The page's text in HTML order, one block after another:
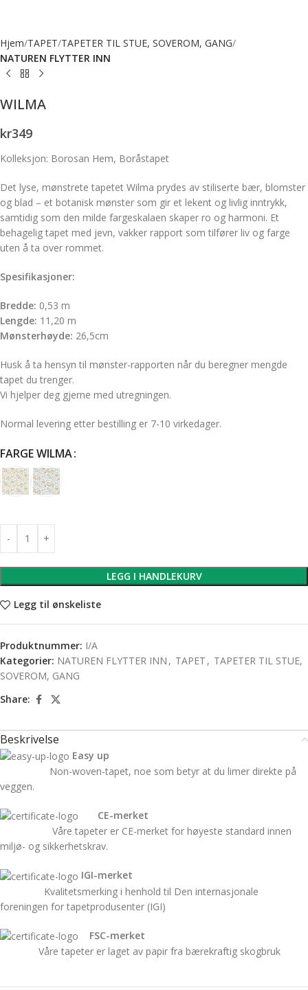
Hjem TAPET TAPETER TIL STUE, SOVEROM, GANG
NATUREN FLYTTER INN
WILMA
kr349
Kolleksjon: Borosan Hem, Boråstapet
Det lyse, mønstrete tapetet Wilma prydes av stiliserte bær, blomster
og blad – et botanisk mønster som gir et lekent og livlig inntrykk,
samtidig som den milde fargeskalaen skaper ro og harmoni. Et
behagelig tapet med jevn, vakker rapport som tilfører liv og farge
uten å ta over rommet.
Spesifikasjoner:
Bredde: 0,53 m
Lengde: 11,20 m
Mønsterhøyde: 26,5cm
Husk å ta hensyn til mønster-rapporten når du beregner mengde
tapet du trenger.
Vi hjelper deg gjerne med utregningen.
Normal levering etter bestilling er 7-10 virkedager.
FARGE WILMA
LEGG I HANDLEKURV
Legg til ønskeliste
Produktnummer: I/A
Kategorier: NATUREN FLYTTER INN , TAPET , TAPETER TIL STUE,
SOVEROM, GANG
Share:
Beskrivelse
Easy up
Non-woven-tapet, noe som betyr at du limer direkte på
veggen.
CE-merket
Våre tapeter er CE-merket for høyeste standard innen
miljø- og sikkerhetskrav.
IGI-merket
Kvalitetsmerking i henhold til Den internasjonale
foreningen for tapetprodusenter (IGI)
FSC-merket
Våre tapeter er laget av papir fra bærekraftig skogbruk